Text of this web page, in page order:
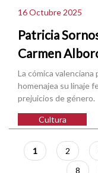
16 Octubre 2025
Patricia
Carmen
La cómica
homenajea su linaje
prejuicios de género.
Cultura
Paginación
Página
actual
1 Página
2
8